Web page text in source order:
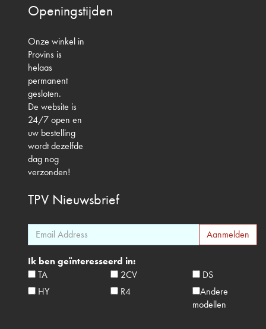
Openingstijden
Onze winkel in
Provins is
helaas
permanent
gesloten.
De website is
24/7 open en
uw bestelling
wordt dezelfde
dag nog
verzonden!
TPV Nieuwsbrief
Ik ben geïnteresseerd in:
TA
2CV
DS
HY
R4
Andere
modellen